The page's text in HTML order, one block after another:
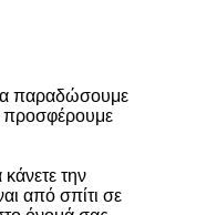
παραδώσουμε
προσφέρουμε
την
από σπίτι σε